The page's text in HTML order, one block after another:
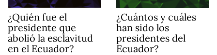
¿Quién fue el
presidente que
abolió la esclavitud
en el Ecuador?
¿Cuántos y cuáles
han sido los
presidentes del
Ecuador?